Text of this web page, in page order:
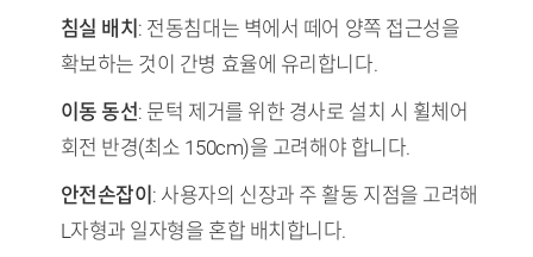
TL;DR (핵심 요약)
침실 배치 : 전동침대는 벽에서 떼어 양쪽 접근성을
확보하는 것이 간병 효율에 유리합니다.
이동 동선: 문턱 제거를 위한 경사로 설치 시 휠체어
회전 반경(최소 150cm)을 고려해야 합니다.
안전손잡이 : 사용자의 신장과 주 활동 지점을 고려해
L자형과 일자형을 혼합 배치합니다.